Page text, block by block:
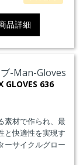
た、防水の内ポケ
クラスA認証、パ
能なファスナーを
。
品詳細
GLOVES 636
素材で作られ、最
と快適性を実現す
ーサイクルグロー